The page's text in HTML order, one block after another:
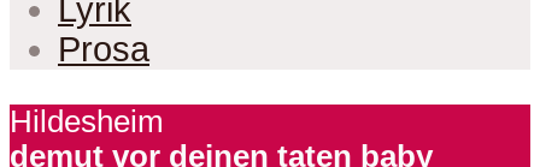
Lyrik
Prosa
Hildesheim
demut vor deinen taten baby